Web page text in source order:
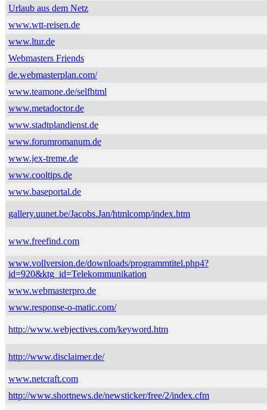
Urlaub aus dem Netz
www.wtt-reisen.de
www.ltur.de
Webmasters Friends
de.webmasterplan.com/
www.teamone.de/selfhtml
www.metadoctor.de
www.stadtplandienst.de
www.forumromanum.de
www.jex-treme.de
www.cooltips.de
www.baseportal.de
gallery.uunet.be/Jacobs.Jan/htmlcomp/index.htm
www.freefind.com
www.vollversion.de/downloads/programmtitel.php4?
id=920&ktg_id=Telekommunikation
www.webmasterpro.de
www.response-o-matic.com/
http://www.webjectives.com/keyword.htm
http://www.disclaimer.de/
www.netcraft.com
http://www.shortnews.de/newsticker/free/2/index.cfm